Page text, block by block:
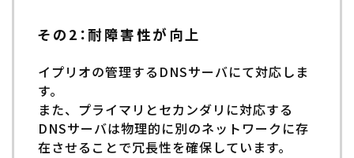
その2：耐障害性が向上
イプリオの管理するDNSサーバにて対応しま
す。
また、プライマリとセカンダリに対応する
DNSサーバは物理的に別のネットワークに存
在させることで冗長性を確保しています。